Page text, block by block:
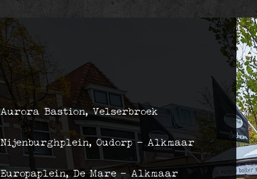
Aurora Bastion, Velserbroek
Nijenburghplein, Oudorp - Alkmaar
Europaplein, De Mare - Alkmaar